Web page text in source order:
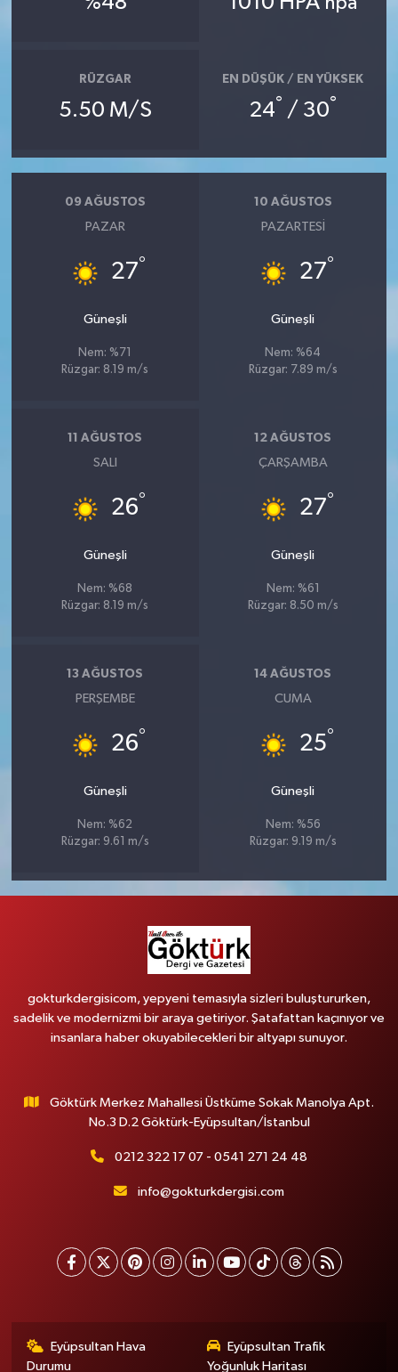
RÜZGAR
5.50 M/S
EN DÜŞÜK / EN YÜKSEK
24° / 30°
09 AĞUSTOS
PAZAR
27°
Güneşli
Nem: %71
Rüzgar: 8.19 m/s
10 AĞUSTOS
PAZARTESI
27°
Güneşli
Nem: %64
Rüzgar: 7.89 m/s
11 AĞUSTOS
SALI
26°
Güneşli
Nem: %68
Rüzgar: 8.19 m/s
12 AĞUSTOS
ÇARŞAMBA
27°
Güneşli
Nem: %61
Rüzgar: 8.50 m/s
13 AĞUSTOS
PERŞEMBE
26°
Güneşli
Nem: %62
Rüzgar: 9.61 m/s
14 AĞUSTOS
CUMA
25°
Güneşli
Nem: %56
Rüzgar: 9.19 m/s
gokturkdergisicom, yepyeni temasıyla sizleri buluştururken,
sadelik ve modernizmi bir araya getiriyor. Şatafattan kaçınıyor ve
insanlara haber okuyabilecekleri bir altyapı sunuyor.
Göktürk Merkez Mahallesi Üstküme Sokak Manolya Apt.
No.3 D.2 Göktürk-Eyüpsultan/İstanbul
0212 322 17 07 - 0541 271 24 48
info@gokturkdergisi.com
Eyüpsultan Hava
Durumu
Eyüpsultan Trafik
Yoğunluk Haritası